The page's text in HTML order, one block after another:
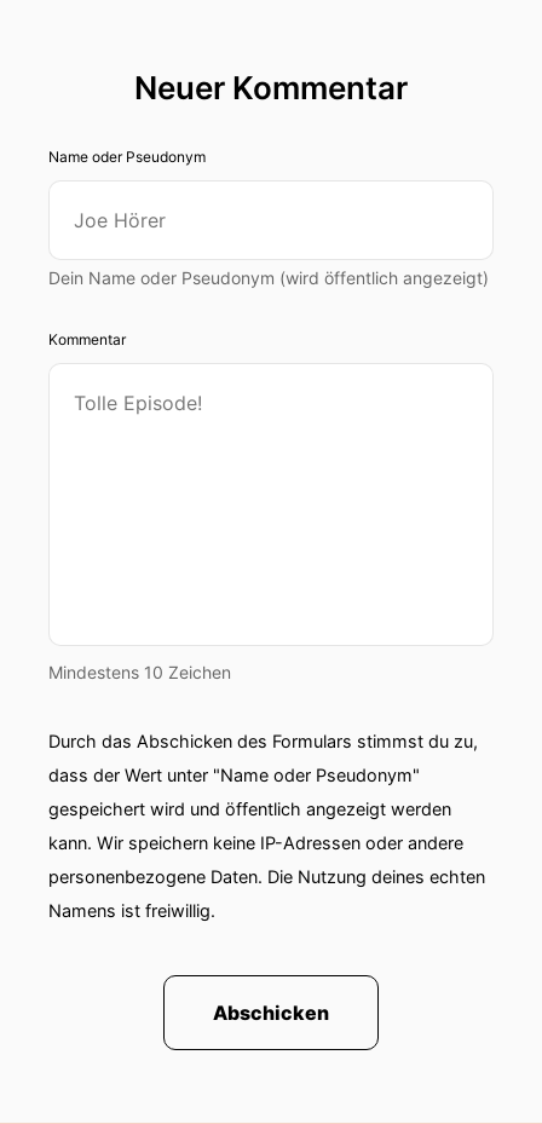
Neuer Kommentar
Name oder Pseudonym
Dein Name oder Pseudonym (wird öffentlich angezeigt)
Kommentar
Mindestens 10 Zeichen
Durch das Abschicken des Formulars stimmst du zu,
dass der Wert unter "Name oder Pseudonym"
gespeichert wird und öffentlich angezeigt werden
kann. Wir speichern keine IP-Adressen oder andere
personenbezogene Daten. Die Nutzung deines echten
Namens ist freiwillig.
Abschicken